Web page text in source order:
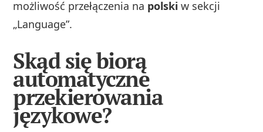
możliwość przełączenia na polski w sekcji
„Language”.
Skąd się biorą
automatyczne
przekierowania
językowe?